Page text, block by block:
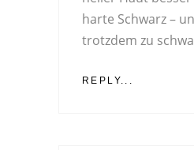
harte Schwarz –
trotzdem zu
REPLY...